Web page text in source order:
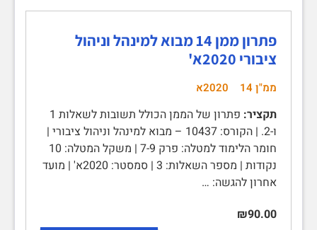
פתרון ממן 14 מבוא למינהל וניהול
ציבורי 2020א'
ממ"ן 14 2020א
תקציר:
פתרון של הממן הכולל תשובות לשאלות 1
ו-2. | הקורס: 10437 – מבוא למינהל וניהול ציבורי |
חומר הלימוד למטלה: פרק 7-9 | משקל המטלה: 10
נקודות | מספר השאלות: 3 | סמסטר: 2020א' | מועד
אחרון להגשה: …
₪90.00